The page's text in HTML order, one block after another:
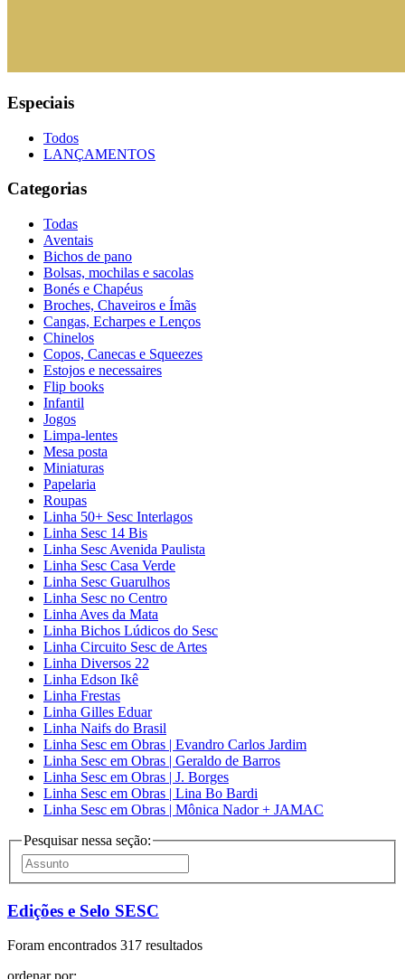
Especiais
Todos
LANÇAMENTOS
Categorias
Todas
Aventais
Bichos de pano
Bolsas, mochilas e sacolas
Bonés e Chapéus
Broches, Chaveiros e Ímãs
Cangas, Echarpes e Lenços
Chinelos
Copos, Canecas e Squeezes
Estojos e necessaires
Flip books
Infantil
Jogos
Limpa-lentes
Mesa posta
Miniaturas
Papelaria
Roupas
Linha 50+ Sesc Interlagos
Linha Sesc 14 Bis
Linha Sesc Avenida Paulista
Linha Sesc Casa Verde
Linha Sesc Guarulhos
Linha Sesc no Centro
Linha Aves da Mata
Linha Bichos Lúdicos do Sesc
Linha Circuito Sesc de Artes
Linha Diversos 22
Linha Edson Ikê
Linha Frestas
Linha Gilles Eduar
Linha Naifs do Brasil
Linha Sesc em Obras | Evandro Carlos Jardim
Linha Sesc em Obras | Geraldo de Barros
Linha Sesc em Obras | J. Borges
Linha Sesc em Obras | Lina Bo Bardi
Linha Sesc em Obras | Mônica Nador + JAMAC
Pesquisar nessa seção:
Edições e Selo SESC
Foram encontrados 317 resultados